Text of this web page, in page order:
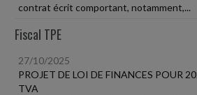
contrat écrit comportant, notamment,...
Fiscal TPE
27/10/2025
PROJET DE LOI DE FINANCES POUR
TVA